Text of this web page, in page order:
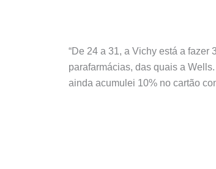
“De 24 a 31, a Vichy está a fazer
parafarmácias, das quais a
ainda acumulei 10% no cartão